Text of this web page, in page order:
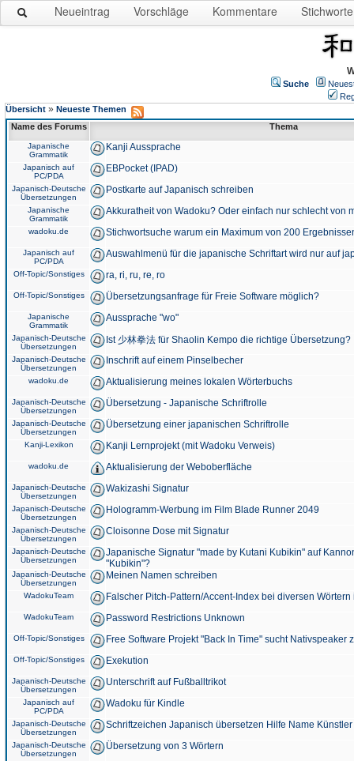
Neueintrag Vorschläge Kommentare Stichworte
Suche
Übersicht » Neueste Themen
Name des Forums
Thema
Japanische
Grammatik
Kanji Aussprache
Japanisch auf
PC/PDA
EBPocket (IPAD)
Japanisch-Deutsche
Übersetzungen
Postkarte auf Japanisch schreiben
Japanische
Grammatik
Akkuratheit von Wadoku? Oder einfach nur schlecht von
wadoku.de Stichwortsuche warum ein Maximum von 200
Japanisch auf
PC/PDA
Auswahlmenü für die japanische Schriftart wird nur auf
Off-Topic/Sonstiges ra, ri, ru, re, ro
Off-Topic/Sonstiges Übersetzungsanfrage für Freie Software möglich?
Japanische
Grammatik
Aussprache "wo"
Japanisch-Deutsche
Übersetzungen
Ist 少林拳法 für Shaolin Kempo die richtige Übersetzung?
Japanisch-Deutsche
Übersetzungen
Inschrift auf einem Pinselbecher
wadoku.de Aktualisierung meines lokalen Wörterbuchs
Japanisch-Deutsche
Übersetzungen
Übersetzung - Japanische Schriftrolle
Japanisch-Deutsche
Übersetzungen
Übersetzung einer japanischen Schriftrolle
Kanji-Lexikon Kanji Lernprojekt (mit Wadoku Verweis)
wadoku.de Aktualisierung der Weboberfläche
Japanisch-Deutsche
Übersetzungen
Wakizashi Signatur
Japanisch-Deutsche
Übersetzungen
Hologramm-Werbung im Film Blade Runner 2049
Japanisch-Deutsche
Übersetzungen
Cloisonne Dose mit Signatur
Japanisch-Deutsche
Übersetzungen
Japanische Signatur "made by Kutani Kubikin" auf
"Kubikin"?
Japanisch-Deutsche
Übersetzungen
Meinen Namen schreiben
WadokuTeam Falscher Pitch-Pattern/Accent-Index bei diversen
WadokuTeam Password Restrictions Unknown
Off-Topic/Sonstiges Free Software Projekt "Back In Time" sucht Nativspeaker
Off-Topic/Sonstiges Exekution
Japanisch-Deutsche
Übersetzungen
Unterschrift auf Fußballtrikot
Japanisch auf
PC/PDA
Wadoku für Kindle
Japanisch-Deutsche
Übersetzungen
Schriftzeichen Japanisch übersetzen Hilfe Name
Japanisch-Deutsche
Übersetzungen
Übersetzung von 3 Wörtern